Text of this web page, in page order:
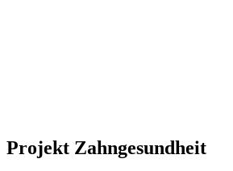
Projekt Zahngesundheit